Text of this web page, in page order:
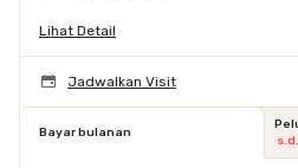
Lihat Detail
Jadwalkan Visit
Bayar bulanan